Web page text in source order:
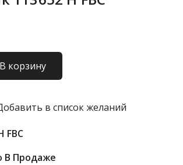
В корзину
в список желаний
FBC
В Продаже